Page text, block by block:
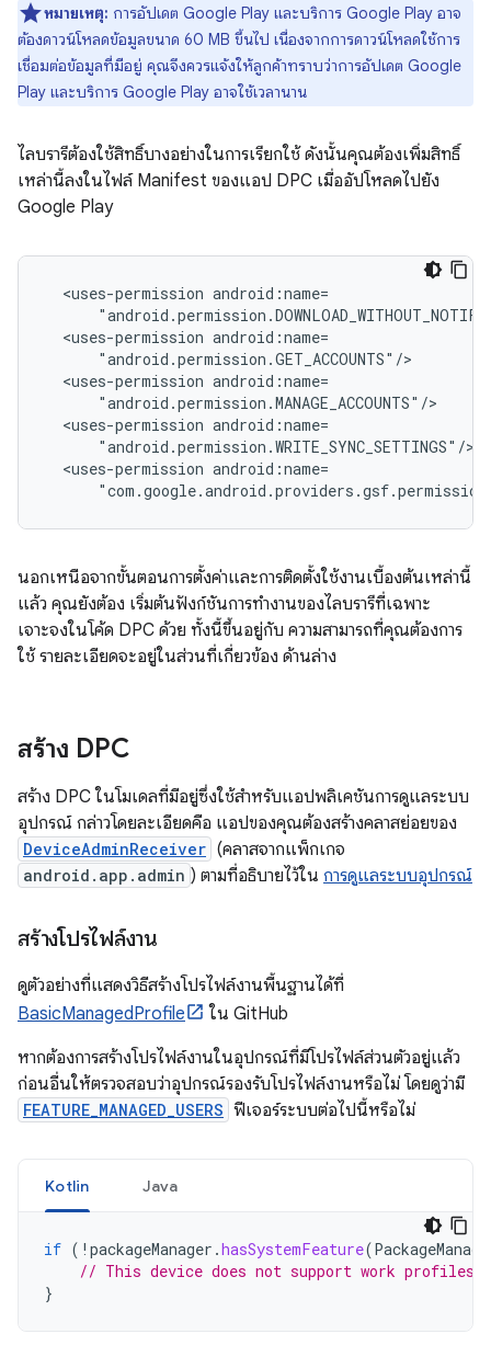
หมายเหตุ: การอัปเดต Google Play และบริการ Google Play อาจ
ต้องดาวน์โหลดข้อมูลขนาด 60 MB ขึ้นไป เนื่องจากการดาวน์โหลดใช้การ
เชื่อมต่อข้อมูลที่มีอยู่ คุณจึงควรแจ้งให้ลูกค้าทราบว่าการอัปเดต Google
Play และบริการ Google Play อาจใช้เวลานาน
ไลบรารีต้องใช้สิทธิ์บางอย่างในการเรียกใช้ ดังนั้นคุณต้องเพิ่มสิทธิ์
เหล่านี้ลงในไฟล์ Manifest ของแอป DPC เมื่ออัปโหลดไปยัง
Google Play
<uses-permission
<uses-permission
<uses-permission
<uses-permission
<uses-permission
นอกเหนือจากขั้นตอนการตั้งค่าและการติดตั้งใช้งานเบื้องต้นเหล่านี้
แล้ว คุณยังต้อง เริ่มต้นฟังก์ชันการทำงานของไลบรารีที่เฉพาะ
เจาะจงในโค้ด DPC ด้วย ทั้งนี้ขึ้นอยู่กับ ความสามารถที่คุณต้องการ
ใช้ รายละเอียดจะอยู่ในส่วนที่เกี่ยวข้อง ด้านล่าง
สร้าง DPC
สร้าง DPC ในโมเดลที่มีอยู่ซึ่งใช้สำหรับแอปพลิเคชันการดูแลระบบ
อุปกรณ์ กล่าวโดยละเอียดคือ แอปของคุณต้องสร้างคลาสย่อยของ
DeviceAdminReceiver (คลาสจากแพ็กเกจ
android.app.admin ) ตามที่อธิบายไว้ใน การดูแลระบบอุปกรณ์
สร้างโปรไฟล์งาน
ดูตัวอย่างที่แสดงวิธีสร้างโปรไฟล์งานพื้นฐานได้ที่
BasicManagedProfile
ใน GitHub
หากต้องการสร้างโปรไฟล์งานในอุปกรณ์ที่มีโปรไฟล์ส่วนตัวอยู่แล้ว
ก่อนอื่นให้ตรวจสอบว่าอุปกรณ์รองรับโปรไฟล์งานหรือไม่ โดยดูว่ามี
FEATURE_MANAGED_USERS ฟีเจอร์ระบบต่อไปนี้หรือไม่
Kotlin Java
if ( ! packageManager .hasSystemFeature(
// This device does not support work profiles!
}